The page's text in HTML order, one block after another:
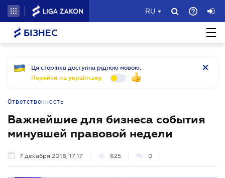
RU
БІЗНЕС
Ця сторінка доступна рідною мовою.
Перейти на українську
Ответственность
Важнейшие для бизнеса события
минувшей правовой недели
7 декабря 2018, 17:17 625 0